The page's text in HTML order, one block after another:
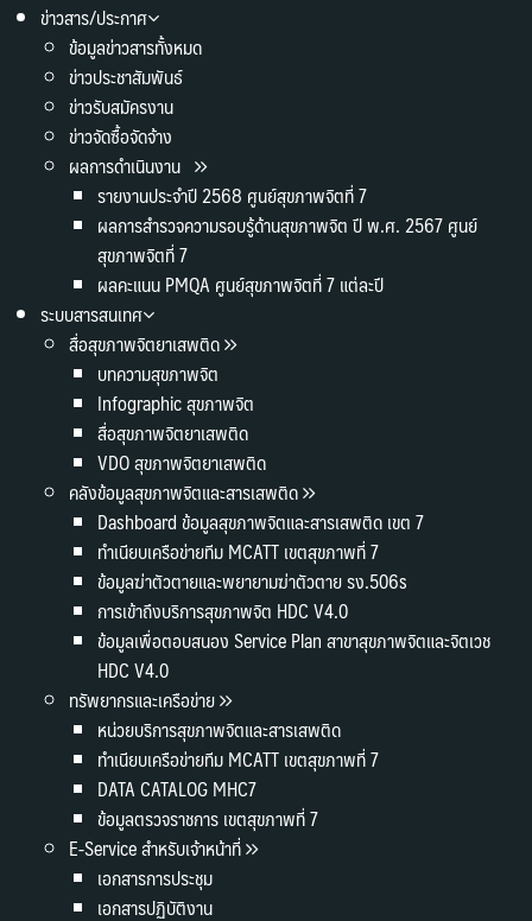
ข่าวสาร/ประกาศ
ข้อมูลข่าวสารทั้งหมด
ข่าวประชาสัมพันธ์
ข่าวรับสมัครงาน
ข่าวจัดซื้อจัดจ้าง
ผลการดำเนินงาน
รายงานประจำปี 2568 ศูนย์สุขภาพจิตที่ 7
ผลการสำรวจความรอบรู้ด้านสุขภาพจิต ปี พ.ศ. 2567 ศูนย์
สุขภาพจิตที่ 7
ผลคะแนน PMQA ศูนย์สุขภาพจิตที่ 7 แต่ละปี
ระบบสารสนเทศ
สื่อสุขภาพจิตยาเสพติด
บทความสุขภาพจิต
Infographic สุขภาพจิต
สื่อสุขภาพจิตยาเสพติด
VDO สุขภาพจิตยาเสพติด
คลังข้อมูลสุขภาพจิตและสารเสพติด
Dashboard ข้อมูลสุขภาพจิตและสารเสพติด เขต 7
ทำเนียบเครือข่ายทีม MCATT เขตสุขภาพที่ 7
ข้อมูลฆ่าตัวตายและพยายามฆ่าตัวตาย รง.506s
การเข้าถึงบริการสุขภาพจิต HDC V4.0
ข้อมูลเพื่อตอบสนอง Service Plan สาขาสุขภาพจิตและจิตเวช
HDC V4.0
ทรัพยากรและเครือข่าย
หน่วยบริการสุขภาพจิตและสารเสพติด
ทำเนียบเครือข่ายทีม MCATT เขตสุขภาพที่ 7
DATA CATALOG MHC7
ข้อมูลตรวจราชการ เขตสุขภาพที่ 7
E-Service สำหรับเจ้าหน้าที่
เอกสารการประชุม
เอกสารปฏิบัติงาน